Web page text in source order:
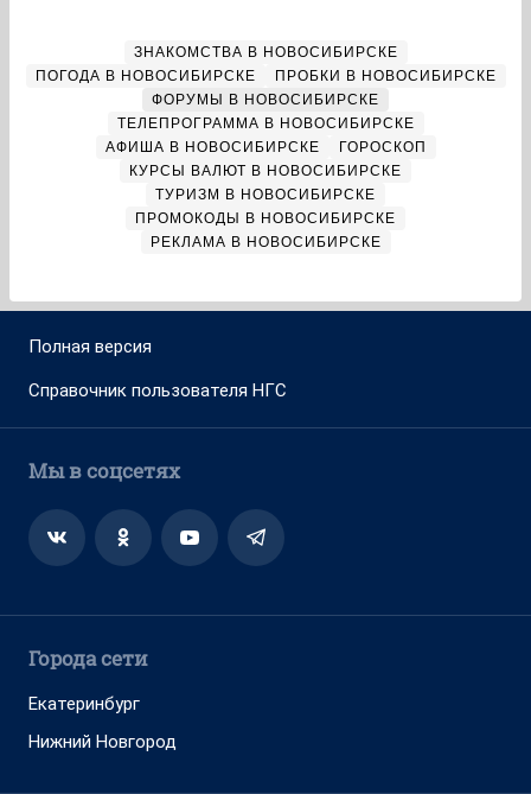
ЗНАКОМСТВА В НОВОСИБИРСКЕ
ПОГОДА В НОВОСИБИРСКЕ
ПРОБКИ В НОВОСИБИРСКЕ
ФОРУМЫ В НОВОСИБИРСКЕ
ТЕЛЕПРОГРАММА В НОВОСИБИРСКЕ
АФИША В НОВОСИБИРСКЕ
ГОРОСКОП
КУРСЫ ВАЛЮТ В НОВОСИБИРСКЕ
ТУРИЗМ В НОВОСИБИРСКЕ
ПРОМОКОДЫ В НОВОСИБИРСКЕ
РЕКЛАМА В НОВОСИБИРСКЕ
Полная версия
Справочник пользователя НГС
Мы в соцсетях
Города сети
Екатеринбург
Нижний Новгород